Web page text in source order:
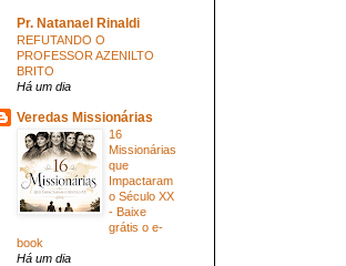
Pr. Natanael Rinaldi
REFUTANDO O
PROFESSOR AZENILTO
BRITO
Há um dia
Veredas Missionárias
16
Missionárias
que
Impactaram
o Século XX
- Baixe
grátis o e-
book
Há um dia